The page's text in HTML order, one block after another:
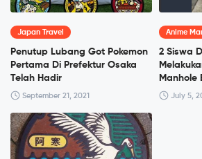
Japan Travel
Penutup Lubang Got Pokemon
Pertama Di Prefektur Osaka
Telah Hadir
September 21, 2021
Anime
2 Siswa
Manhole
July 5,